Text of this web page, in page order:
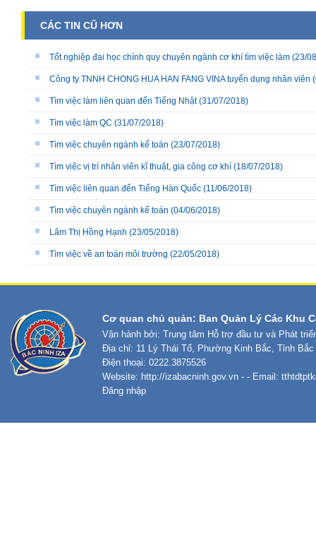
CÁC TIN CŨ HƠN
Tốt nghiệp đại học chính quy chuyên ngành cơ khí tìm việc làm (23/
Công ty TNNH CHONG HUA HAN FANG VINA tuyển dụng nhân viên
Tìm việc làm liên quan đến Tiếng Nhật(31/07/2018)
Tìm việc làm QC (31/07/2018)
Tìm việc chuyên ngành kế toán (23/07/2018)
Tìm việc vị trí nhân viên kĩ thuật, gia công cơ khí (18/07/2018)
Tìm việc liên quan đến Tiếng Hàn Quốc (11/06/2018)
Tìm việc chuyên ngành kế toán (04/06/2018)
Lâm Thị Hồng Hạnh (23/05/2018)
Tìm việc về an toàn môi trường (22/05/2018)
Cơ quan chủ quản: Ban Quản Lý Các Khu
Vận hành bởi: Trung tâm Hỗ trợ đầu tư và Phát
Địa chỉ: 11 Lý Thái Tổ, Phường Kinh Bắc, Tỉnh Bắc
Điện thoại: 0222.3875526
Website: http://izabacninh.gov.vn - - Email:
Đăng nhập